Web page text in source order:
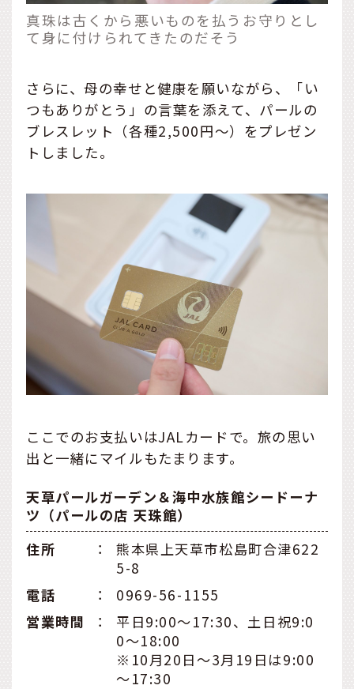
真珠は古くから悪いものを払うお守りとし
て身に付けられてきたのだそう
さらに、母の幸せと健康を願いながら、「い
つもありがとう」の言葉を添えて、パールの
ブレスレット（各種2,500円～）をプレゼン
トしました。
ここでのお支払いはJALカードで。旅の思い
出と一緒にマイルもたまります。
天草パールガーデン＆海中水族館シードーナ
ツ（パールの店 天珠館）
住所
：
熊本県上天草市松島町合津622
5-8
電話
：
0969-56-1155
営業時間
：
平日9:00～17:30、土日祝9:0
0～18:00
※10月20日～3月19日は9:00
～17:30